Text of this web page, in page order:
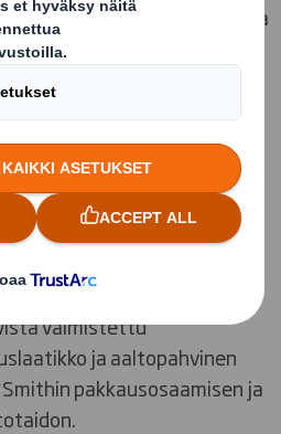
on aaltopahvista
jalusta Instan
voidaan tehdä turvallisesti.
droonijärjestelmä,
ja turvalliseen
Järjestelmä
kiinnitetystä laatikkoon
jonka avulla voidaan
turvalliselta
valmistettu
ja aaltopahvinen
pakkausosaamisen ja